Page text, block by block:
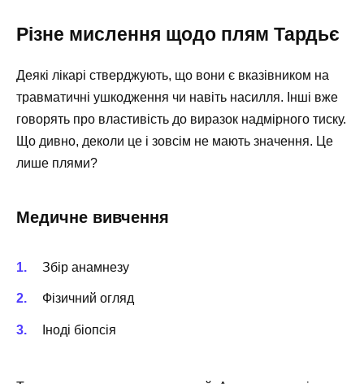
Різне мислення щодо плям Тардьє
Деякі лікарі стверджують, що вони є вказівником на
травматичні ушкодження чи навіть насилля. Інші вже
говорять про властивість до виразок надмірного тиску.
Що дивно, деколи це і зовсім не мають значення. Це
лише плями?
Медичне вивчення
Збір анамнезу
Фізичний огляд
Іноді біопсія